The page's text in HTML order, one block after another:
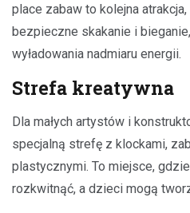
place zabaw to kolejna
bezpieczne skakanie i
wyładowania nadmiaru energii.
Strefa kreatywna
Dla małych artystów i
specjalną strefę z klockami,
plastycznymi. To miejsce,
rozkwitnąć, a dzieci mogą